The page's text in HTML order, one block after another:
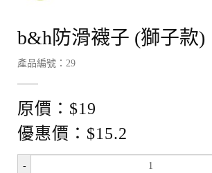
b&h防滑襪子 (獅子款)
產品編號：29
原價：$19
優惠價：$15.2
-